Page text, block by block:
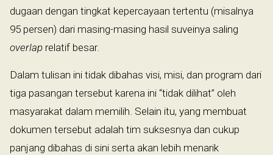
dugaan dengan tingkat kepercayaan tertentu (misalnya
95 persen) dari masing-masing hasil suveinya saling
overlap relatif besar.
Dalam tulisan ini tidak dibahas visi, misi, dan program dari
tiga pasangan tersebut karena ini “tidak dilihat” oleh
masyarakat dalam memilih. Selain itu, yang membuat
dokumen tersebut adalah tim suksesnya dan cukup
panjang dibahas di sini serta akan lebih menarik